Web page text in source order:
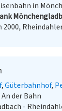
in
Güterbahnhof
An der Bahn
-